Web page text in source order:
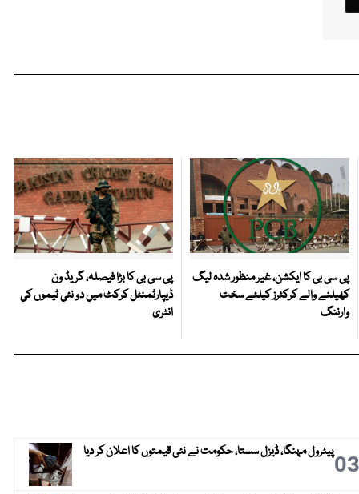
پی سی بی کا ایکشن، غیر منظور شدہ لیگ
کھیلنے والے کرکٹرز کیلئے سخت
وارننگ
پی سی بی کا بڑا فیصلہ، گریڈ ون
ڈیپارٹمنٹل کرکٹ میں دو نئی ٹیموں کی
انٹری
03پیٹرول مہنگا، ڈیزل سستا، حکومت نے نئی قیمتوں کا اعلان کر دیا